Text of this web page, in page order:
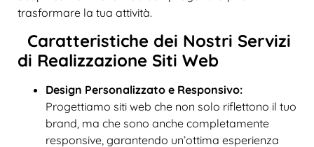
trasformare la tua attività.
Caratteristiche dei Nostri Servizi
di Realizzazione Siti Web
Design Personalizzato e Responsivo:
Progettiamo siti web che non solo riflettono il tuo
brand, ma che sono anche completamente
responsive, garantendo un’ottima esperienza